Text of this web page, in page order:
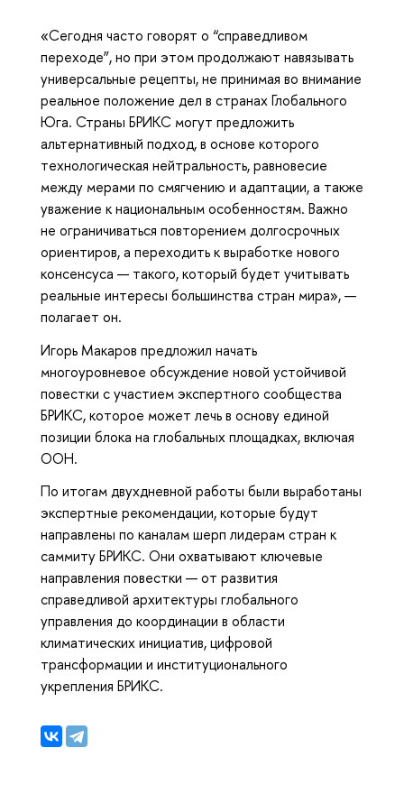
«Сегодня часто говорят о “справедливом
переходе”, но при этом продолжают навязывать
универсальные рецепты, не принимая во внимание
реальное положение дел в странах Глобального
Юга. Страны БРИКС могут предложить
альтернативный подход, в основе которого
технологическая нейтральность, равновесие
между мерами по смягчению и адаптации, а также
уважение к национальным особенностям. Важно
не ограничиваться повторением долгосрочных
ориентиров, а переходить к выработке нового
консенсуса — такого, который будет учитывать
реальные интересы большинства стран мира», —
полагает он.
Игорь Макаров предложил начать
многоуровневое обсуждение новой устойчивой
повестки с участием экспертного сообщества
БРИКС, которое может лечь в основу единой
позиции блока на глобальных площадках, включая
ООН.
По итогам двухдневной работы были выработаны
экспертные рекомендации, которые будут
направлены по каналам шерп лидерам стран к
саммиту БРИКС. Они охватывают ключевые
направления повестки — от развития
справедливой архитектуры глобального
управления до координации в области
климатических инициатив, цифровой
трансформации и институционального
укрепления БРИКС.